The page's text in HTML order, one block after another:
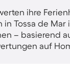
ihre
in Tossa de Mar
– basierend
auf